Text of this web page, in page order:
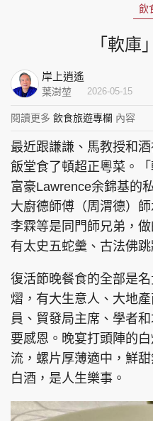
集團旗下品牌
東周刊
PCM 電腦廣場 星
親子王
頭條搵工
飲
「軟庫
岸上逍遙
葉澍堃 2026-05-15
閱讀更多 飲食旅遊專欄 內容
最近跟謙謙、馬教授和
飯堂食了頓超正粵菜。
富豪Lawrence余錦基的
大廚德師傅（周渭德）
李霖等是同門師兄弟，
有太史五蛇羹、古法佛
復活節晚餐食的全部是
熠，有大生意人、大地
員、貿發局主席、學者
要感恩。晚宴打頭陣的
流，螺片厚薄適中，鮮
白酒，是人生樂事。